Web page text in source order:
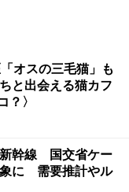
オスの三毛猫」も
と出会える猫カフ
？〉
新幹線 国交省ケー
象に 需要推計やル